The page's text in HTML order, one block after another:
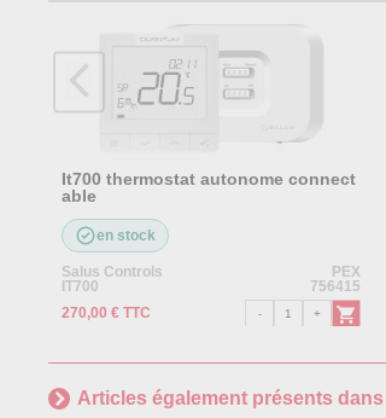
It700 thermostat autonome connect
able
en stock
Salus Controls
PEX
IT700
756415
270,00 € TTC
Articles également présents dans